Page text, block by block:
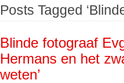
Posts Tagged
Blinde fotograaf
Hermans en het
weten’